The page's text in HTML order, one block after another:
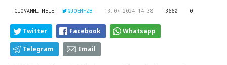
GIOVANNI MELE @JOEMFZB 13.07.2024 14:38 3660 0
Twitter Facebook Whatsapp
Telegram Email